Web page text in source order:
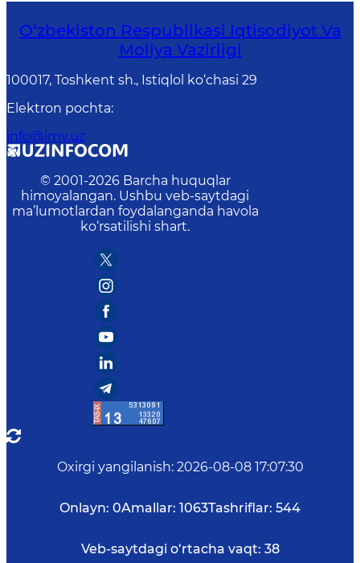
O‘zbekiston Respublikasi Iqtisodiyot Va
Moliya Vazirligi
100017, Toshkent sh., Istiqlol ko‘chasi 29
Elektron pochta:
info@imv.uz
© 2001-2026 Barcha huquqlar
himoyalangan. Ushbu veb-saytdagi
ma’lumotlardan foydalanganda havola
ko‘rsatilishi shart.
Oxirgi yangilanish: 2026-08-08 17:07:30
Onlayn: 0Amallar: 1063Tashriflar: 544
Veb-saytdagi o‘rtacha vaqt: 38